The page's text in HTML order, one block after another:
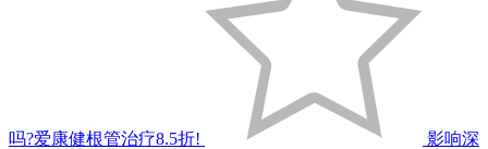
吗?爱康健根管治疗8.5折!
影响深